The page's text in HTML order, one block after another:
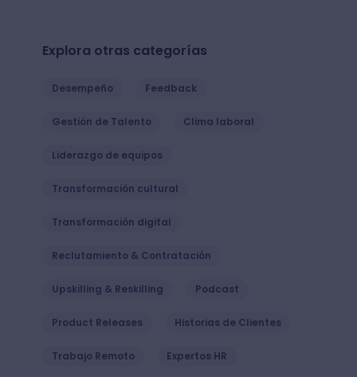
Explora otras categorías
Desempeño Feedback
Gestión de Talento Clima laboral
Liderazgo de equipos
Transformación cultural
Transformación digital
Reclutamiento & Contratación
Upskilling & Reskilling Podcast
Product Releases Historias de Clientes
Trabajo Remoto Expertos HR